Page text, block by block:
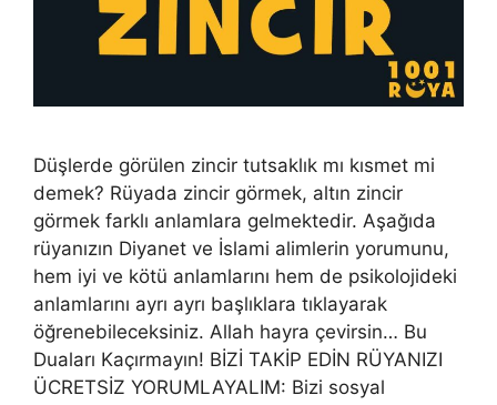
Düşlerde görülen zincir tutsaklık mı kısmet mi
demek? Rüyada zincir görmek, altın zincir
görmek farklı anlamlara gelmektedir. Aşağıda
rüyanızın Diyanet ve İslami alimlerin yorumunu,
hem iyi ve kötü anlamlarını hem de psikolojideki
anlamlarını ayrı ayrı başlıklara tıklayarak
öğrenebileceksiniz. Allah hayra çevirsin… Bu
Duaları Kaçırmayın! BİZİ TAKİP EDİN RÜYANIZI
ÜCRETSİZ YORUMLAYALIM: Bizi sosyal